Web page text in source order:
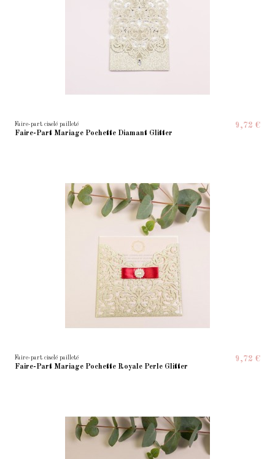
Faire-part ciselé pailleté
Faire-Part Mariage Pochette Diamant Glitter
9,72 €
Faire-part ciselé pailleté
Faire-Part Mariage Pochette Royale Perle Glitter
9,72 €